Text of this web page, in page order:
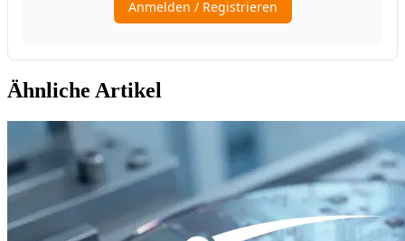
Ähnliche Artikel